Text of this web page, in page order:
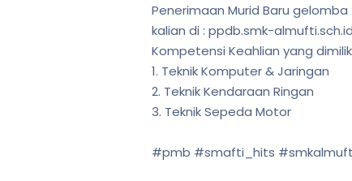
Penerimaan Murid Baru
kalian di : ppdb.smk-almufti.sch.id
Kompetensi Keahlian yang
1. Teknik Komputer & Jaringan
2. Teknik Kendaraan Ringan
3. Teknik Sepeda Motor
#pmb #smafti_hits